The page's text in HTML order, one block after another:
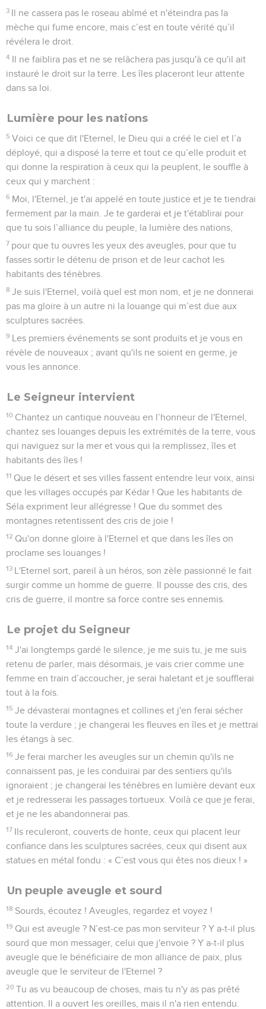
3 Il ne cassera pas le roseau abîmé et n'éteindra pas la
mèche qui fume encore, mais c’est en toute vérité qu’il
révélera le droit.
4 Il ne faiblira pas et ne se relâchera pas jusqu'à ce qu'il ait
instauré le droit sur la terre. Les îles placeront leur attente
dans sa loi.
Lumière pour les nations
5 Voici ce que dit l'Eternel, le Dieu qui a créé le ciel et l’a
déployé, qui a disposé la terre et tout ce qu’elle produit et
qui donne la respiration à ceux qui la peuplent, le souffle à
ceux qui y marchent :
6 Moi, l'Eternel, je t'ai appelé en toute justice et je te tiendrai
fermement par la main. Je te garderai et je t'établirai pour
que tu sois l’alliance du peuple, la lumière des nations,
7 pour que tu ouvres les yeux des aveugles, pour que tu
fasses sortir le détenu de prison et de leur cachot les
habitants des ténèbres.
8 Je suis l'Eternel, voilà quel est mon nom, et je ne donnerai
pas ma gloire à un autre ni la louange qui m’est due aux
sculptures sacrées.
9 Les premiers événements se sont produits et je vous en
révèle de nouveaux ; avant qu'ils ne soient en germe, je
vous les annonce.
Le Seigneur intervient
10 Chantez un cantique nouveau en l’honneur de l'Eternel,
chantez ses louanges depuis les extrémités de la terre, vous
qui naviguez sur la mer et vous qui la remplissez, îles et
habitants des îles !
11 Que le désert et ses villes fassent entendre leur voix, ainsi
que les villages occupés par Kédar ! Que les habitants de
Séla expriment leur allégresse ! Que du sommet des
montagnes retentissent des cris de joie !
12 Qu'on donne gloire à l'Eternel et que dans les îles on
proclame ses louanges !
13 L'Eternel sort, pareil à un héros, son zèle passionné le fait
surgir comme un homme de guerre. Il pousse des cris, des
cris de guerre, il montre sa force contre ses ennemis.
Le projet du Seigneur
14 J'ai longtemps gardé le silence, je me suis tu, je me suis
retenu de parler, mais désormais, je vais crier comme une
femme en train d’accoucher, je serai haletant et je soufflerai
tout à la fois.
15 Je dévasterai montagnes et collines et j'en ferai sécher
toute la verdure ; je changerai les fleuves en îles et je mettrai
les étangs à sec.
16 Je ferai marcher les aveugles sur un chemin qu'ils ne
connaissent pas, je les conduirai par des sentiers qu'ils
ignoraient ; je changerai les ténèbres en lumière devant eux
et je redresserai les passages tortueux. Voilà ce que je ferai,
et je ne les abandonnerai pas.
17 Ils reculeront, couverts de honte, ceux qui placent leur
confiance dans les sculptures sacrées, ceux qui disent aux
statues en métal fondu : « C’est vous qui êtes nos dieux ! »
Un peuple aveugle et sourd
18 Sourds, écoutez ! Aveugles, regardez et voyez !
19 Qui est aveugle ? N’est-ce pas mon serviteur ? Y a-t-il plus
sourd que mon messager, celui que j'envoie ? Y a-t-il plus
aveugle que le bénéficiaire de mon alliance de paix, plus
aveugle que le serviteur de l'Eternel ?
20 Tu as vu beaucoup de choses, mais tu n'y as pas prêté
attention. Il a ouvert les oreilles, mais il n'a rien entendu.